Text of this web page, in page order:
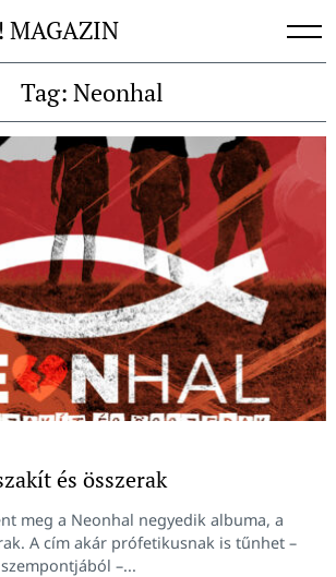
MAGAZIN
Tag: Neonhal
és összerak
meg a Neonhal negyedik albuma, a
A cím akár prófetikusnak is tűnhet –
–...